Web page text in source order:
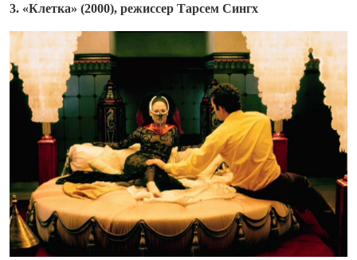
3. «Клетка» (2000), режиссер Тарсем Сингх